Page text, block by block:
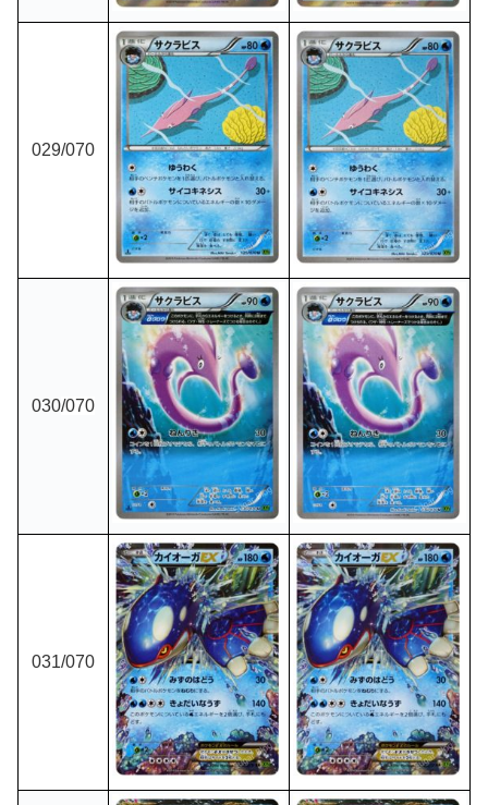
029/070
030/070
031/070